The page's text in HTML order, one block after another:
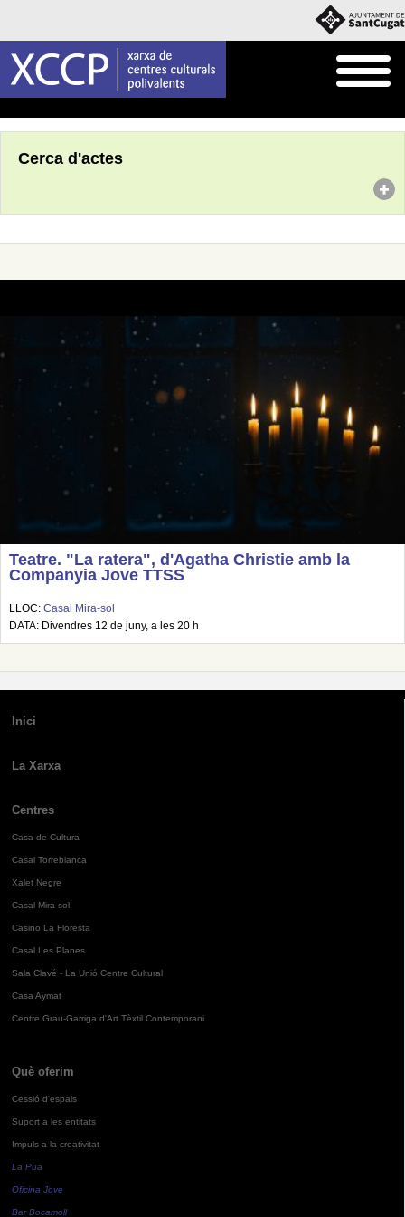
Cerca d'actes
Teatre. "La ratera", d'Agatha Christie amb la
Companyia Jove TTSS
LLOC: Casal Mira-sol
DATA: Divendres 12 de juny, a les 20 h
Inici
La Xarxa
Centres
Casa de Cultura
Casal Torreblanca
Xalet Negre
Casal Mira-sol
Casino La Floresta
Casal Les Planes
Sala Clavé - La Unió Centre Cultural
Casa Aymat
Centre Grau-Garriga d'Art Tèxtil Contemporani
Què oferim
Cessió d'espais
Suport a les entitats
Impuls a la creativitat
La Pua
Oficina Jove
Bar Bocamoll